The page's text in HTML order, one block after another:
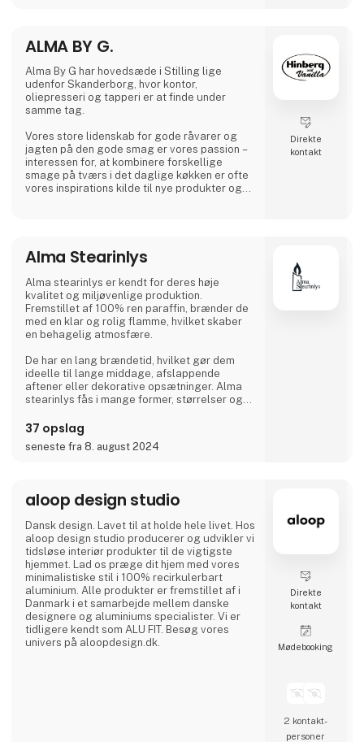
ALMA BY G.
Alma By G har hovedsæde i Stilling lige
udenfor Skanderborg, hvor kontor,
oliepresseri og tapperi er at finde under
samme tag.
Vores store lidenskab for gode råvarer og
jagten på den gode smag er vores passion –
interessen for, at kombinere forskellige
smage på tværs i det daglige køkken er ofte
vores inspirations kilde til nye produkter og
VÆRET MED HELE VEJEN FRA AFGRØDE TIL
DET FÆRDIGE PRODUKT.
Se vores produkter på
https://almagroup.dk/katalog/
Direkte
kontakt
Alma Stearinlys
Alma stearinlys er kendt for deres høje
kvalitet og miljøvenlige produktion.
Fremstillet af 100% ren paraffin, brænder de
med en klar og rolig flamme, hvilket skaber
en behagelig atmosfære.
De har en lang brændetid, hvilket gør dem
ideelle til lange middage, afslappende
aftener eller dekorative opsætninger. Alma
stearinlys fås i mange former, størrelser og
Designet er ofte minimalistisk og elegant,
hvilket gør dem velegnede til både moderne
stearinlys til et populært valg for dem, der
37 opslag
seneste fra 8. august 2024
aloop design studio
Dansk design. Lavet til at holde hele livet. Hos
aloop design studio producerer og udvikler vi
tidsløse interiør produkter til de vigtigste
hjemmet. Lad os præge dit hjem med vores
minimalistiske stil i 100% recirkulerbart
aluminium. Alle produkter er fremstillet af i
Danmark i et samarbejde mellem danske
designere og aluminiums specialister. Vi er
tidligere kendt som ALU FIT. Besøg vores
univers på aloopdesign.dk.
Direkte
kontakt
Møde­booking
2 kontakt­
personer